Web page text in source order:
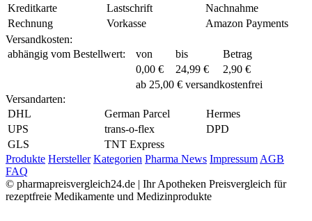
Kreditkarte
Lastschrift
Nachnahme
Rechnung
Vorkasse
Amazon Payments
Versandkosten:
abhängig vom Bestellwert:
von bis
Betrag
0,00 €
24,99 €
2,90 €
ab 25,00 € versandkostenfrei
Versandarten:
DHL
German Parcel
Hermes
UPS
trans-o-flex
DPD
GLS
TNT Express
Produkte Hersteller Kategorien Pharma News Impressum AGB
FAQ
© pharmapreisvergleich24.de | Ihr Apotheken Preisvergleich für
rezeptfreie Medikamente und Medizinprodukte